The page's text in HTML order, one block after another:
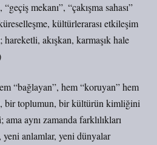
mekanı”, “çakışma sahası”
kültürlerarası etkileşim
hareketli, akışkan, karmaşık hale
“bağlayan”, hem “koruyan” hem
bir toplumun, bir kültürün kimliğini
aynı zamanda farklılıkları
anlamlar, yeni dünyalar